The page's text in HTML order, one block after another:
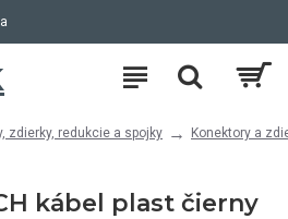
zdierky, redukcie a spojky Konektory a
kábel plast čierny